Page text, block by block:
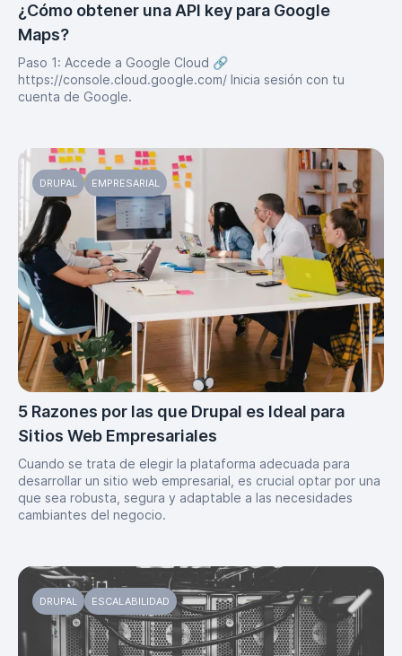
¿Cómo obtener una API key para Google
Maps?
Paso 1: Accede a Google Cloud 🔗
https://console.cloud.google.com/ Inicia sesión con tu
cuenta de Google.
DRUPAL EMPRESARIAL
5 Razones por las que Drupal es Ideal para
Sitios Web Empresariales
Cuando se trata de elegir la plataforma adecuada para
desarrollar un sitio web empresarial, es crucial optar por una
que sea robusta, segura y adaptable a las necesidades
cambiantes del negocio.
DRUPAL ESCALABILIDAD